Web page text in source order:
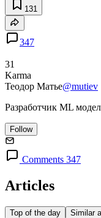
131
347
31
Karma
Теодор Матье@mutiev
Разработчик ML
Follow
Comments 347
Articles
Top of the day Similar